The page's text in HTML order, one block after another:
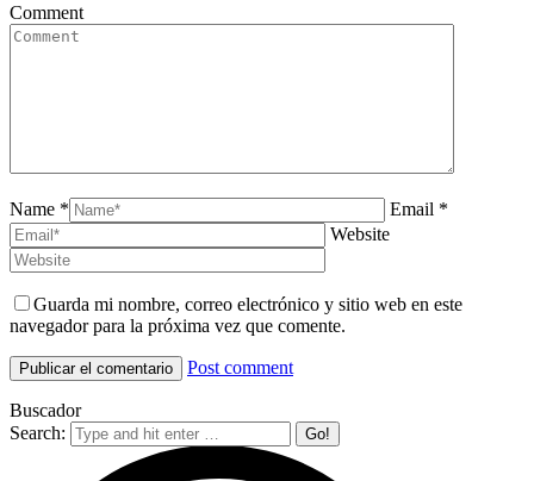
Comment
Name *
Email *
Website
Guarda mi nombre, correo electrónico y sitio web en este
navegador para la próxima vez que comente.
Post comment
Buscador
Search: